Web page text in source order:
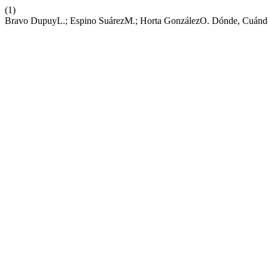
(1)
Bravo DupuyL.; Espino SuárezM.; Horta GonzálezO. Dónde,